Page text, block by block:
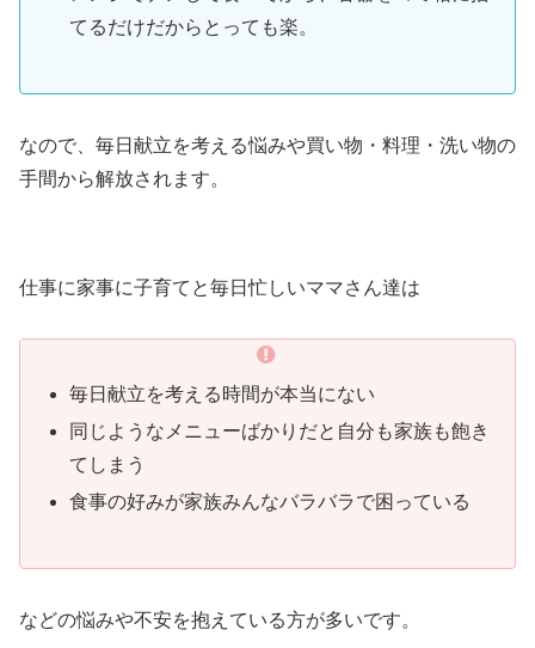
てるだけだからとっても楽。
なので、毎日献立を考える悩みや買い物・料理・洗い物の
手間から解放されます。
仕事に家事に子育てと毎日忙しいママさん達は
毎日献立を考える時間が本当にない
同じようなメニューばかりだと自分も家族も飽き
てしまう
食事の好みが家族みんなバラバラで困っている
などの悩みや不安を抱えている方が多いです。